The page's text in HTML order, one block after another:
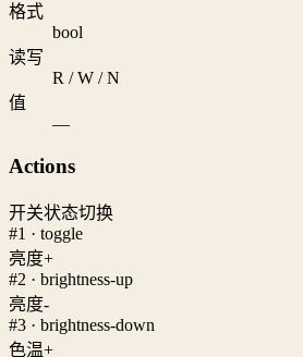
格式
bool
读写
R / W / N
值
—
Actions
开关状态切换
#1 · toggle
亮度+
#2 · brightness-up
亮度-
#3 · brightness-down
色温+